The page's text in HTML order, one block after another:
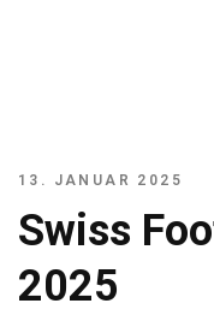
13. JANUAR 2025
Swiss
2025